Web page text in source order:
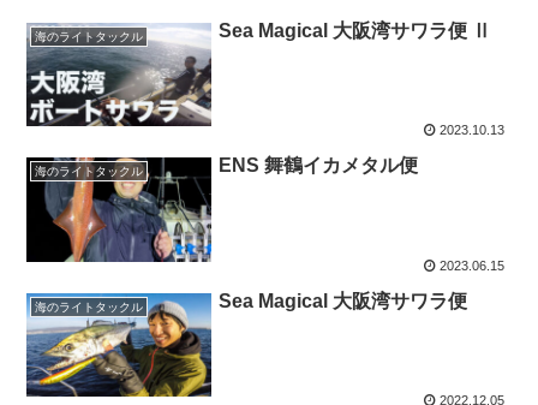
海のライトタックル Sea Magical 大阪湾サワラ便 Ⅱ
2023.10.13
海のライトタックル ENS 舞鶴イカメタル便
2023.06.15
海のライトタックル Sea Magical 大阪湾サワラ便
2022.12.05